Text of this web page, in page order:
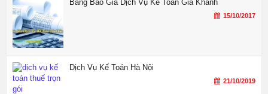
Bảng Báo Giá Dịch Vụ Kế Toán Gia Khánh
15/10/2017
Dịch Vụ Kế Toán Hà Nội
21/10/2019